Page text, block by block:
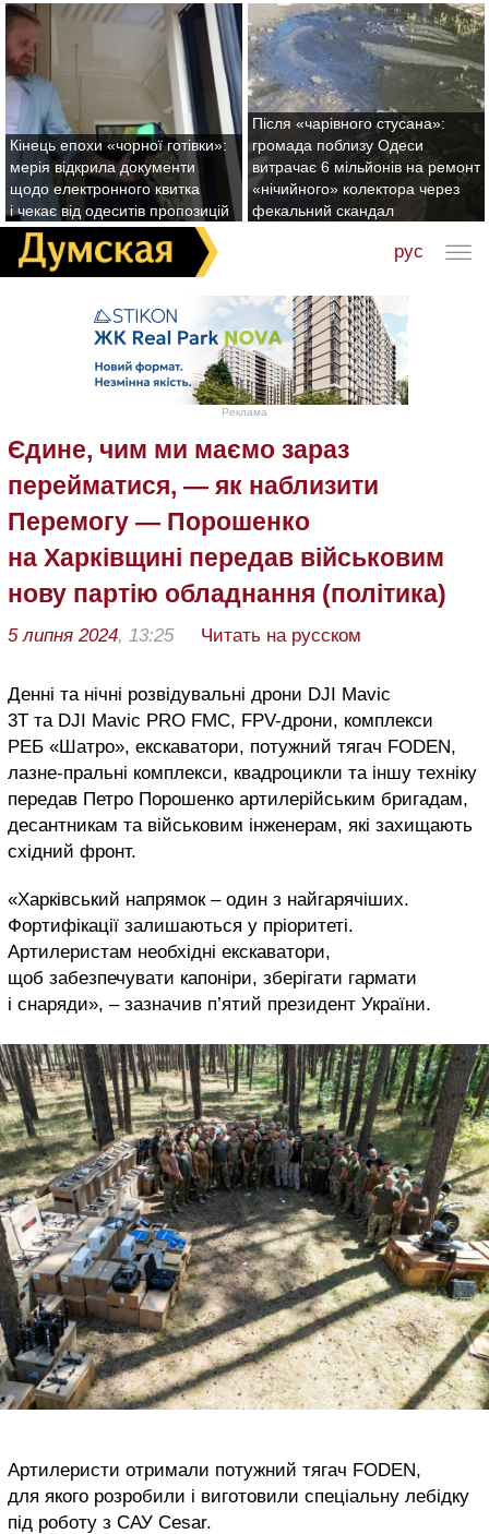
Кінець епохи «чорної готівки»:
мерія відкрила документи
щодо електронного квитка
і чекає від одеситів пропозицій
Після «чарівного стусана»:
громада поблизу Одеси
витрачає 6 мільйонів на ремонт
«нічийного» колектора через
фекальний скандал
рус
Реклама
Єдине, чим ми маємо зараз
перейматися, — як наблизити
Перемогу — Порошенко
на Харківщині передав військовим
нову партію обладнання (політика)
5 липня 2024, 13:25 Читать на русском
Денні та нічні розвідувальні дрони DJI Mavic
3Т та DJI Mavic PRO FMC, FPV-дрони, комплекси
РЕБ «Шатро», екскаватори, потужний тягач FODEN,
лазне-пральні комплекси, квадроцикли та іншу техніку
передав Петро Порошенко артилерійським бригадам,
десантникам та військовим інженерам, які захищають
східний фронт.
«Харківський напрямок – один з найгарячіших.
Фортифікації залишаються у пріоритеті.
Артилеристам необхідні екскаватори,
щоб забезпечувати капоніри, зберігати гармати
і снаряди», – зазначив п’ятий президент України.
Артилеристи отримали потужний тягач FODEN,
для якого розробили і виготовили спеціальну лебідку
під роботу з САУ Cesar.